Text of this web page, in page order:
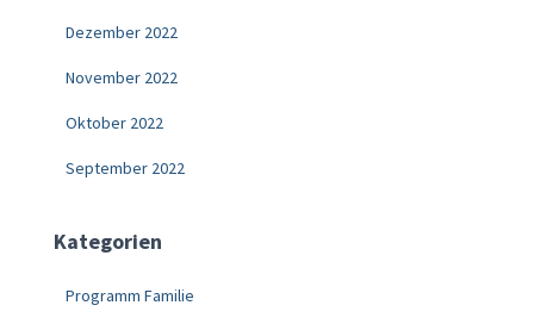
Dezember 2022
November 2022
Oktober 2022
September 2022
Kategorien
Programm Familie